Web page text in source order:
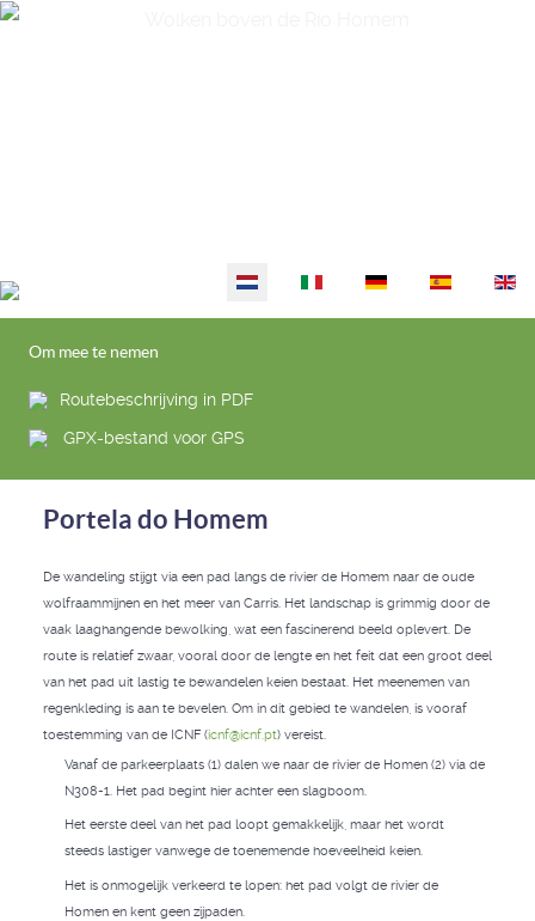
Selecteer de taal
Om mee te nemen
Routebeschrijving in PDF
GPX-bestand voor GPS
Portela do Homem
De wandeling stijgt via een pad langs de rivier de Homem naar de oude
wolfraammijnen en het meer van Carris. Het landschap is grimmig door de
vaak laaghangende bewolking, wat een fascinerend beeld oplevert. De
route is relatief zwaar, vooral door de lengte en het feit dat een groot deel
van het pad uit lastig te bewandelen keien bestaat. Het meenemen van
regenkleding is aan te bevelen. Om in dit gebied te wandelen, is vooraf
toestemming van de ICNF (icnf@icnf.pt) vereist.
Vanaf de parkeerplaats (1) dalen we naar de rivier de Homen (2) via de
N308-1. Het pad begint hier achter een slagboom.
Het eerste deel van het pad loopt gemakkelijk, maar het wordt
steeds lastiger vanwege de toenemende hoeveelheid keien.
Het is onmogelijk verkeerd te lopen: het pad volgt de rivier de
Homen en kent geen zijpaden.